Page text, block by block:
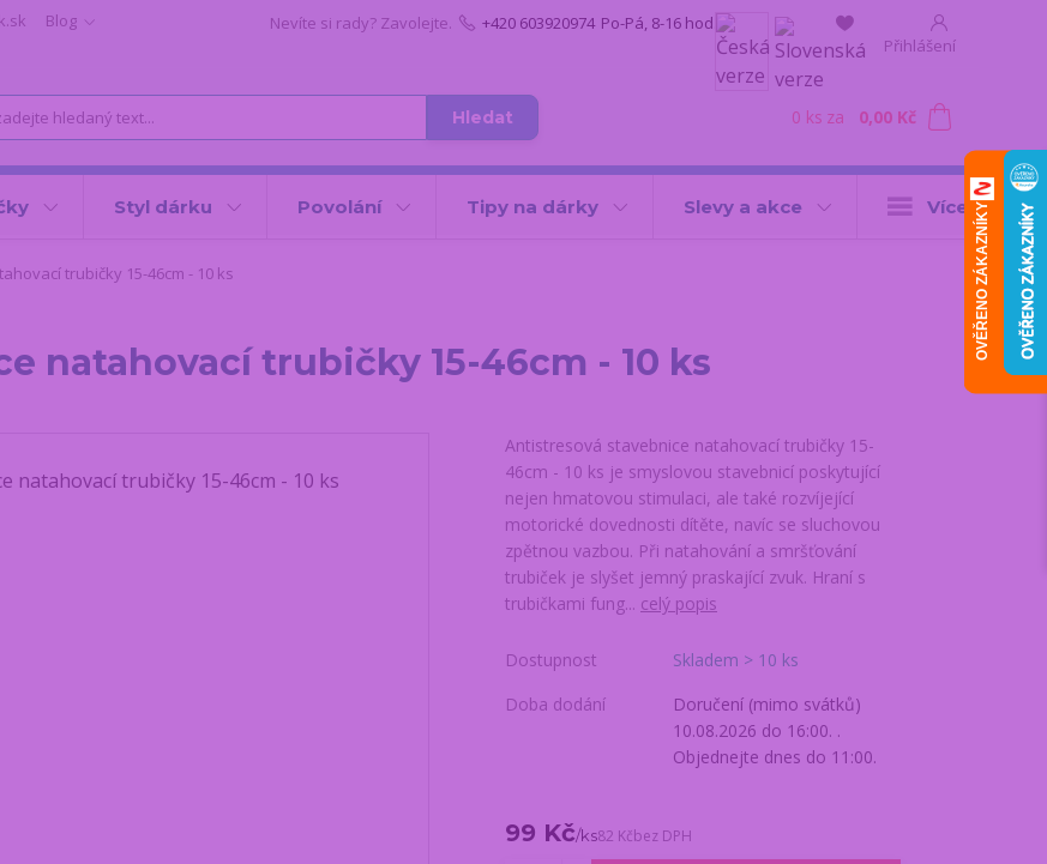
Blog
Přihlášení
Hledat
Nevíte si rady? Zavolejte. +420 603920974 Po-Pá, 8-16 hod.
0 ks za 0,00 Kč
Styl dárku Povolání Tipy na dárky Slevy a akce Více
trubičky 15-46cm - 10 ks
natahovací trubičky 15-46cm - 10 ks
Antistresová stavebnice natahovací trubičky 15-
46cm - 10 ks je smyslovou stavebnicí poskytující
nejen hmatovou stimulaci, ale také rozvíjející
motorické dovednosti dítěte, navíc se sluchovou
zpětnou vazbou. Při natahování a smršťování
trubiček je slyšet jemný praskající zvuk. Hraní s
trubičkami fung... celý popis
Dostupnost
Skladem > 10 ks
Doba dodání
Doručení (mimo svátků)
10.08.2026 do 16:00. .
Objednejte dnes do 11:00.
99 Kč/ks82 Kčbez DPH
OVĚŘENO ZÁKAZNÍKY